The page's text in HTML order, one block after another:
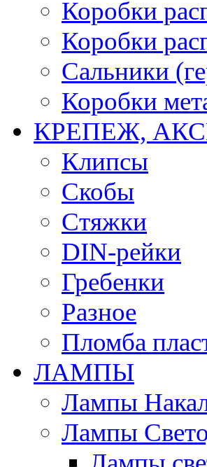
Коробки
Коробки
Сальники
Коробки
КРЕПЕЖ,
Клипсы
Скобы
Стяжки
DIN-рейки
Гребенки
Разное
Пломба
ЛАМПЫ
Лампы
Лампы